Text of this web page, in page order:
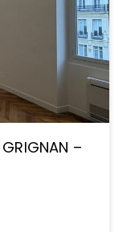
GRIGNAN –